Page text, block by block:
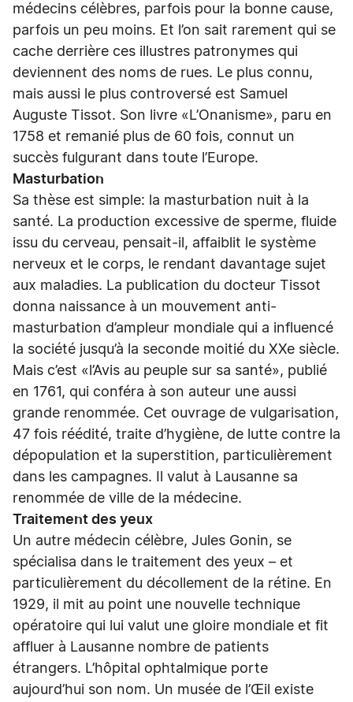
médecins célèbres, parfois pour la bonne cause,
parfois un peu moins. Et l’on sait rarement qui se
cache derrière ces illustres patronymes qui
deviennent des noms de rues. Le plus connu,
mais aussi le plus controversé est Samuel
Auguste Tissot. Son livre «L’Onanisme», paru en
1758 et remanié plus de 60 fois, connut un
succès fulgurant dans toute l’Europe.
Masturbation
Sa thèse est simple: la masturbation nuit à la
santé. La production excessive de sperme, fluide
issu du cerveau, pensait-il, affaiblit le système
nerveux et le corps, le rendant davantage sujet
aux maladies. La publication du docteur Tissot
donna naissance à un mouvement anti-
masturbation d’ampleur mondiale qui a influencé
la société jusqu’à la seconde moitié du XXe siècle.
Mais c’est «l’Avis au peuple sur sa santé», publié
en 1761, qui conféra à son auteur une aussi
grande renommée. Cet ouvrage de vulgarisation,
47 fois réédité, traite d’hygiène, de lutte contre la
dépopulation et la superstition, particulièrement
dans les campagnes. Il valut à Lausanne sa
renommée de ville de la médecine.
Traitement des yeux
Un autre médecin célèbre, Jules Gonin, se
spécialisa dans le traitement des yeux – et
particulièrement du décollement de la rétine. En
1929, il mit au point une nouvelle technique
opératoire qui lui valut une gloire mondiale et fit
affluer à Lausanne nombre de patients
étrangers. L’hôpital ophtalmique porte
aujourd’hui son nom. Un musée de l’Œil existe